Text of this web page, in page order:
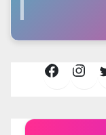
Facebook